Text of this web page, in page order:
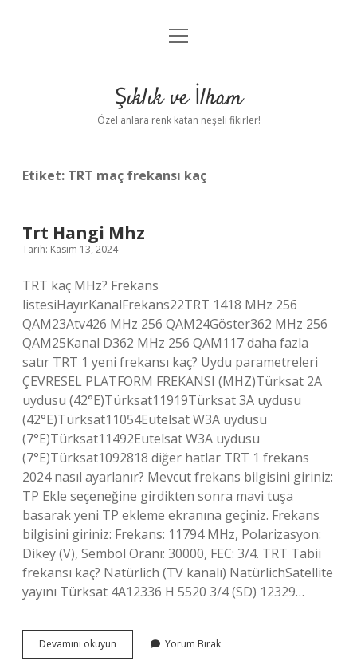
Anasayfa
Yasal Uyarı
menüyü
Şıklık ve İlham
Özel anlara renk katan neşeli fikirler!
Etiket: TRT maç frekansı kaç
Trt Hangi Mhz
Tarih: Kasım 13, 2024
TRT kaç MHz? Frekans
listesiHayırKanalFrekans22TRT 1418 MHz 256
QAM23Atv426 MHz 256 QAM24Göster362 MHz 256
QAM25Kanal D362 MHz 256 QAM117 daha fazla
satır TRT 1 yeni frekansı kaç? Uydu parametreleri
ÇEVRESEL PLATFORM FREKANSI (MHZ)Türksat 2A
uydusu (42°E)Türksat11919Türksat 3A uydusu
(42°E)Türksat11054Eutelsat W3A uydusu
(7°E)Türksat11492Eutelsat W3A uydusu
(7°E)Türksat1092818 diğer hatlar TRT 1 frekans
2024 nasıl ayarlanır? Mevcut frekans bilgisini giriniz:
TP Ekle seçeneğine girdikten sonra mavi tuşa
basarak yeni TP ekleme ekranına geçiniz. Frekans
bilgisini giriniz: Frekans: 11794 MHz, Polarizasyon:
Dikey (V), Sembol Oranı: 30000, FEC: 3/4. TRT Tabii
frekansı kaç? Natürlich (TV kanalı) NatürlichSatellite
yayını Türksat 4A12336 H 5520 3/4 (SD) 12329…
Devamını okuyun
Hangi
Yorum Bırak